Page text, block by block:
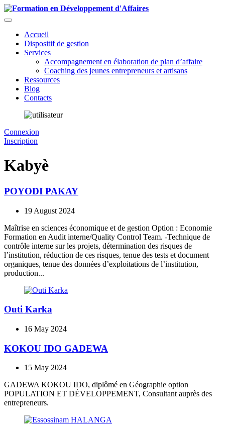
Accueil
Dispositif de gestion
Services
Accompagnement en élaboration de plan d’affaire
Coaching des jeunes entrepreneurs et artisans
Ressources
Blog
Contacts
Connexion
Inscription
Kabyè
POYODI PAKAY
19 August 2024
Maîtrise en sciences économique et de gestion Option : Economie
Formation en Audit interne/Quality Control Team. -Technique de
contrôle interne sur les projets, détermination des risques de
l’institution, réduction de ces risques, tenue des tests et document
organiques, tenue des données d’exploitations de l’institution,
production...
Outi Karka
16 May 2024
KOKOU IDO GADEWA
15 May 2024
GADEWA KOKOU IDO, diplômé en Géographie option
POPULATION ET DÉVELOPPEMENT, Consultant auprès des
entrepreneurs.